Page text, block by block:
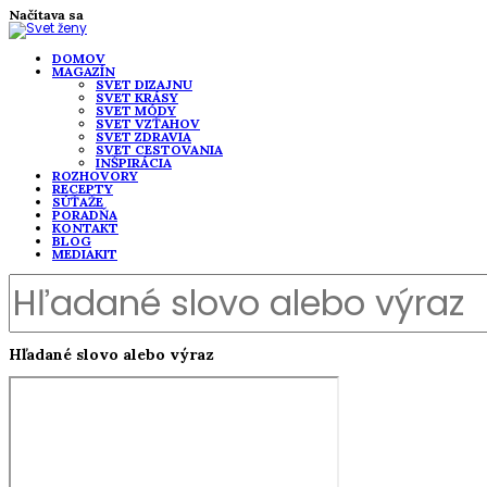
Načítava sa
DOMOV
MAGAZÍN
SVET DIZAJNU
SVET KRÁSY
SVET MÓDY
SVET VZŤAHOV
SVET ZDRAVIA
SVET CESTOVANIA
INŠPIRÁCIA
ROZHOVORY
RECEPTY
SÚŤAŽE
PORADŇA
KONTAKT
BLOG
MEDIAKIT
Hľadané slovo alebo výraz